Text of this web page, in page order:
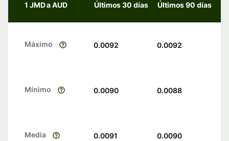
1 JMD a AUD Últimos 30 días Últimos 90 días
Máximo 0.0092 0.0092
Mínimo 0.0090 0.0088
Media 0.0091 0.0090